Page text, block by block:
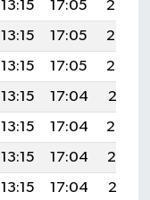
13:15 17:05
20:23
13:15 17:05
20:23
13:15 17:05
20:22
13:15 17:04
20:21
13:15 17:04
20:20
13:15 17:04
20:19
13:15 17:04
20:18